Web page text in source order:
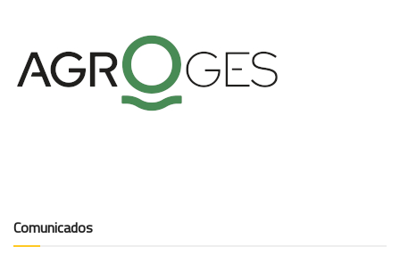
Comunicados